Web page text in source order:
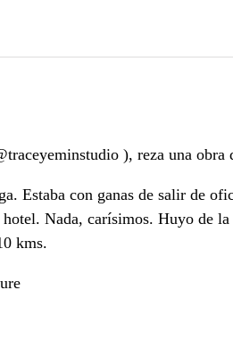
), reza una
Estaba con ganas de salir de
Nada, carísimos. Huyo de
kms.